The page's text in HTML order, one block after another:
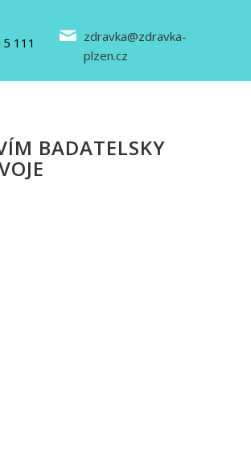
111
zdravka@zdravka-
plzen.cz
BADATELSKY